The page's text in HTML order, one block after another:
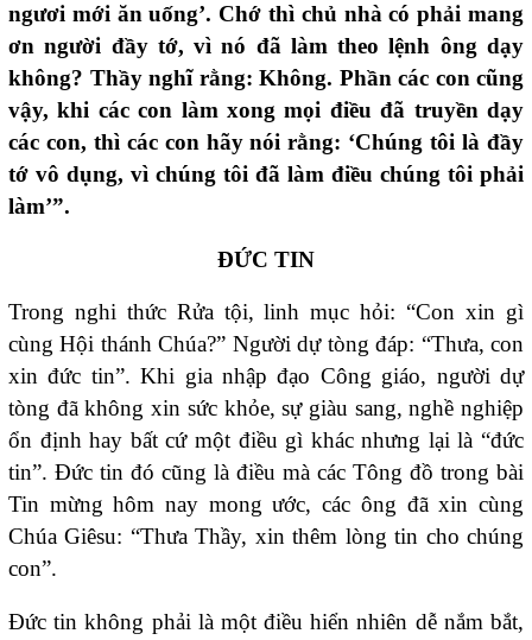
ngươi mới ăn uống’. Chớ thì chủ nhà có phải mang
ơn người đầy tớ, vì nó đã làm theo lệnh ông dạy
không? Thầy nghĩ rằng: Không. Phần các con cũng
vậy, khi các con làm xong mọi điều đã truyền dạy
các con, thì các con hãy nói rằng: ‘Chúng tôi là đầy
tớ vô dụng, vì chúng tôi đã làm điều chúng tôi phải
làm’”.
ĐỨC TIN
Trong nghi thức Rửa tội, linh mục hỏi: “Con xin gì
cùng Hội thánh Chúa?” Người dự tòng đáp: “Thưa, con
xin đức tin”. Khi gia nhập đạo Công giáo, người dự
tòng đã không xin sức khỏe, sự giàu sang, nghề nghiệp
ổn định hay bất cứ một điều gì khác nhưng lại là “đức
tin”. Đức tin đó cũng là điều mà các Tông đồ trong bài
Tin mừng hôm nay mong ước, các ông đã xin cùng
Chúa Giêsu: “Thưa Thầy, xin thêm lòng tin cho chúng
con”.
Đức tin không phải là một điều hiển nhiên dễ nắm bắt,